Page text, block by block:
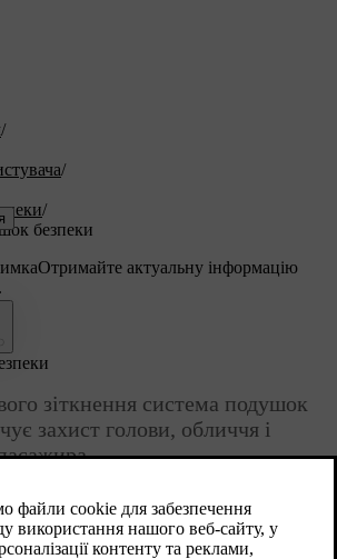
/
/
/
безпеки
Отримайте актуальну інформацію
зіткнення система подушок
захист голови, обличчя і